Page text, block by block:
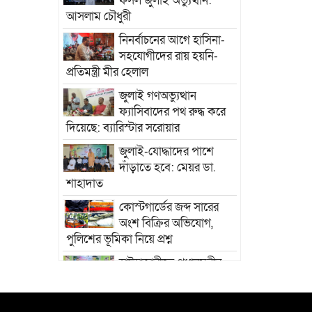
আসলাম চৌধুরী
নিনর্বাচনের আগে হাসিনা-
সহযোগীদের রায় হয়নি-
প্রতিমন্ত্রী মীর হেলাল
জুলাই গণঅভ্যুত্থান
ফ্যাসিবাদের পথ রুদ্ধ করে
দিয়েছে: ব্যারিস্টার সরোয়ার
জুলাই-যোদ্ধাদের পাশে
দাঁড়াতে হবে: মেয়র ডা.
শাহাদাত
কোস্টগার্ডের জব্দ সারের
অংশ বিক্রির অভিযোগ,
পুলিশের ভূমিকা নিয়ে প্রশ্ন
হাটহাজারীতে প্রধানমন্ত্রীর
নাঙ্গলমোড়া ইউনিয়ন বিএনপি